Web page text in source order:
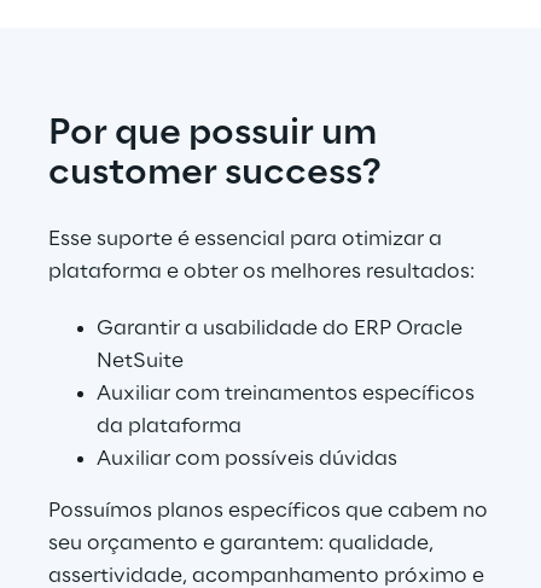
Por que possuir um
customer success?
Esse suporte é essencial para otimizar a
plataforma e obter os melhores resultados:
Garantir a usabilidade do ERP Oracle
NetSuite
Auxiliar com treinamentos específicos
da plataforma
Auxiliar com possíveis dúvidas
Possuímos planos específicos que cabem no
seu orçamento e garantem: qualidade,
assertividade, acompanhamento próximo e